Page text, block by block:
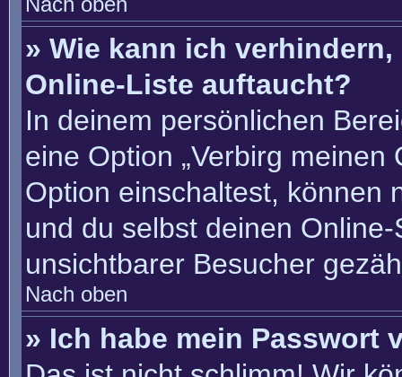
» Wie kann ich
Online-Liste auftaucht?
In deinem persönlichen
eine Option „Verbirg meinen
Option einschaltest, können
und du selbst deinen
unsichtbarer Besucher
Nach oben
» Ich habe mein Passwort